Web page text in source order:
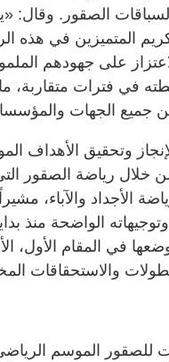
لسباقات الصقور. وقال:
المتميزين في هذه
على جهودهم
في فترات متقاربة،
جميع الجهات
وتحقيق الأهداف
خلال رياضة الصقور
الأجداد والآباء،
الواضحة منذ
ووضعها في المقام
والاستحقاقات